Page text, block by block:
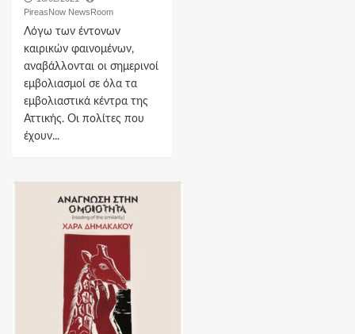
PireasNow NewsRoom
Λόγω των έντονων
καιρικών φαινομένων,
αναβάλλονται οι σημερινοί
εμβολιασμοί σε όλα τα
εμβολιαστικά κέντρα της
Αττικής. Οι πολίτες που
έχουν...